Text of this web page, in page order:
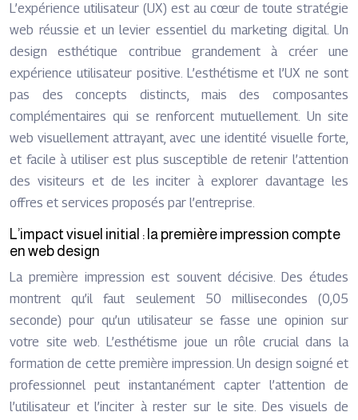
L’expérience utilisateur (UX) est au cœur de toute stratégie
web réussie et un levier essentiel du marketing digital. Un
design esthétique contribue grandement à créer une
expérience utilisateur positive. L’esthétisme et l’UX ne sont
pas des concepts distincts, mais des composantes
complémentaires qui se renforcent mutuellement. Un site
web visuellement attrayant, avec une identité visuelle forte,
et facile à utiliser est plus susceptible de retenir l’attention
des visiteurs et de les inciter à explorer davantage les
offres et services proposés par l’entreprise.
L’impact visuel initial : la première impression compte
en web design
La première impression est souvent décisive. Des études
montrent qu’il faut seulement 50 millisecondes (0,05
seconde) pour qu’un utilisateur se fasse une opinion sur
votre site web. L’esthétisme joue un rôle crucial dans la
formation de cette première impression. Un design soigné et
professionnel peut instantanément capter l’attention de
l’utilisateur et l’inciter à rester sur le site. Des visuels de